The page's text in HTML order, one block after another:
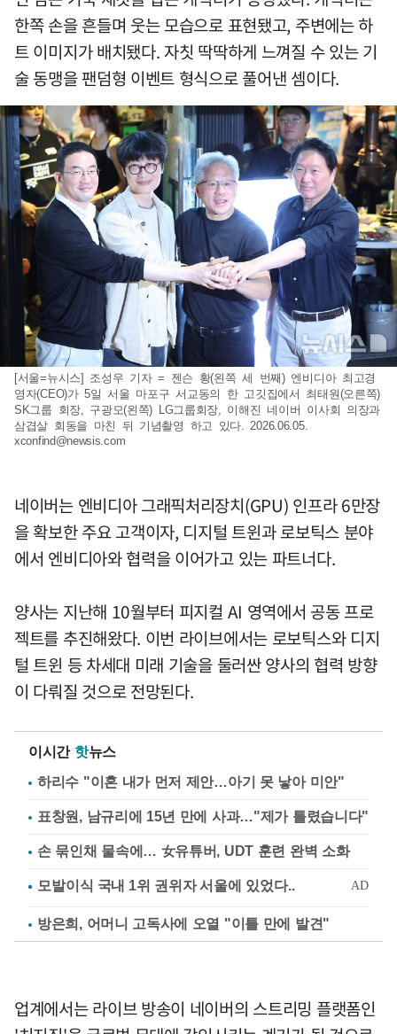
한쪽 손을 흔들며 웃는 모습으로 표현됐고, 주변에는 하
트 이미지가 배치됐다. 자칫 딱딱하게 느껴질 수 있는 기
술 동맹을 팬덤형 이벤트 형식으로 풀어낸 셈이다.
[서울=뉴시스] 조성우 기자 = 젠슨 황(왼쪽 세 번째) 엔비디아 최고경
영자(CEO)가 5일 서울 마포구 서교동의 한 고깃집에서 최태원(오른쪽)
SK그룹 회장, 구광모(왼쪽) LG그룹회장, 이해진 네이버 이사회 의장과
삼겹살 회동을 마친 뒤 기념촬영 하고 있다. 2026.06.05.
xconfind@newsis.com
네이버는 엔비디아 그래픽처리장치(GPU) 인프라 6만장
을 확보한 주요 고객이자, 디지털 트윈과 로보틱스 분야
에서 엔비디아와 협력을 이어가고 있는 파트너다.
양사는 지난해 10월부터 피지컬 AI 영역에서 공동 프로
젝트를 추진해왔다. 이번 라이브에서는 로보틱스와 디지
털 트윈 등 차세대 미래 기술을 둘러싼 양사의 협력 방향
이 다뤄질 것으로 전망된다.
이시간 핫뉴스
하리수 "이혼 내가 먼저 제안…아기 못 낳아 미안"
표창원, 남규리에 15년 만에 사과…"제가 틀렸습니다"
손 묶인채 물속에… 女유튜버, UDT 훈련 완벽 소화
방은희, 어머니 고독사에 오열 "이틀 만에 발견"
업계에서는 라이브 방송이 네이버의 스트리밍 플랫폼인